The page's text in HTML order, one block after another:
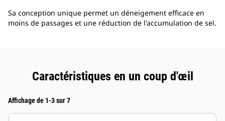
Sa conception unique permet un déneigement efficace en
moins de passages et une réduction de l'accumulation de sel.
Caractéristiques en un coup d'œil
Affichage de 1-3 sur 7